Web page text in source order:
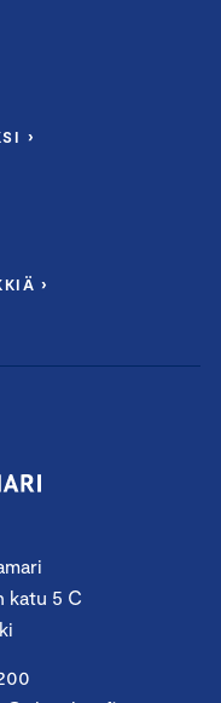
katu 5 C
›
›